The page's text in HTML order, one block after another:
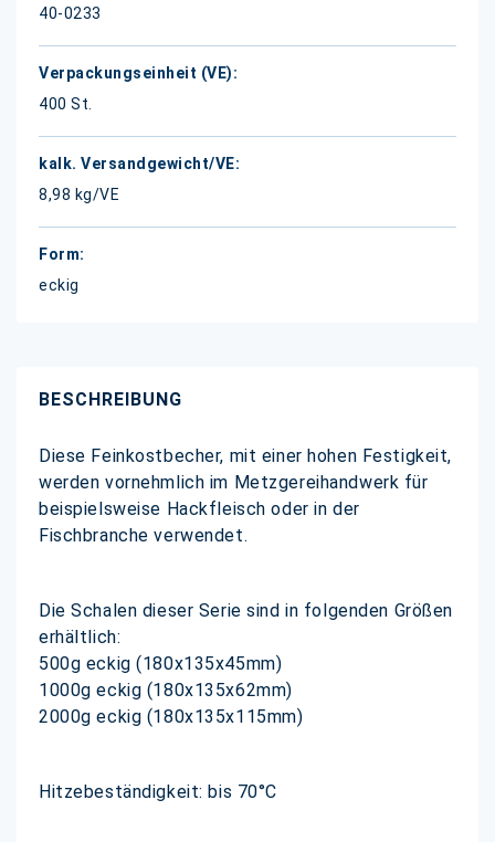
40-0233
400 St.
8,98 kg/VE
eckig
BESCHREIBUNG
Diese Feinkostbecher, mit einer hohen Festigkeit,
werden vornehmlich im Metzgereihandwerk für
beispielsweise Hackfleisch oder in der
Fischbranche verwendet.
Die Schalen dieser Serie sind in folgenden Größen
erhältlich:
500g eckig (180x135x45mm)
1000g eckig (180x135x62mm)
2000g eckig (180x135x115mm)
Hitzebeständigkeit: bis 70°C